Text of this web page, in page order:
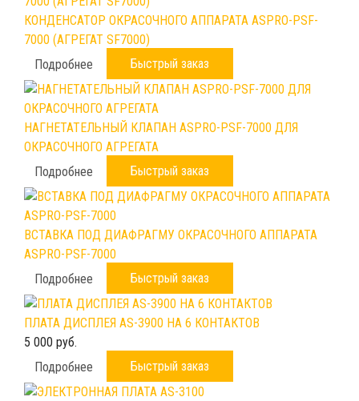
КОНДЕНСАТОР ОКРАСОЧНОГО АППАРАТА ASPRO-PSF-
7000 (АГРЕГАТ SF7000)
Подробнее
Быстрый заказ
НАГНЕТАТЕЛЬНЫЙ КЛАПАН ASPRO-PSF-7000 ДЛЯ
ОКРАСОЧНОГО АГРЕГАТА
Подробнее
Быстрый заказ
ВСТАВКА ПОД ДИАФРАГМУ ОКРАСОЧНОГО АППАРАТА
ASPRO-PSF-7000
Подробнее
Быстрый заказ
ПЛАТА ДИСПЛЕЯ AS-3900 НА 6 КОНТАКТОВ
5 000 руб.
Подробнее
Быстрый заказ